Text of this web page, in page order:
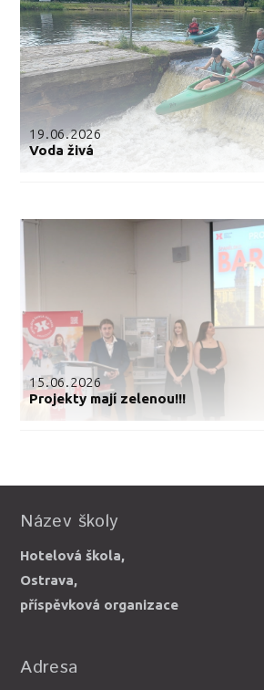
19.06.2026
Voda živá
15.06.2026
Projekty mají zelenou!!!
Název školy
Hotelová škola,
Ostrava,
příspěvková organizace
Adresa